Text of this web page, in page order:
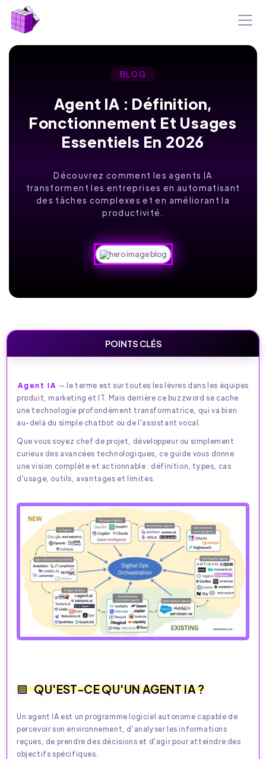
BLOG
Agent IA : Définition,
Fonctionnement Et Usages
Essentiels En 2026
Découvrez comment les agents IA
transforment les entreprises en automatisant
des tâches complexes et en améliorant la
productivité.
POINTS CLÉS
Agent IA — le terme est sur toutes les lèvres dans les équipes
produit, marketing et IT. Mais derrière ce buzzword se cache
une technologie profondément transformatrice, qui va bien
au-delà du simple chatbot ou de l'assistant vocal.​
Que vous soyez chef de projet, développeur ou simplement
curieux des avancées technologiques, ce guide vous donne
une vision complète et actionnable : définition, types, cas
d'usage, outils, avantages et limites.
QU'EST-CE QU'UN AGENT IA ?
Un agent IA est un programme logiciel autonome capable de
percevoir son environnement, d'analyser les informations
reçues, de prendre des décisions et d'agir pour atteindre des
objectifs spécifiques.​